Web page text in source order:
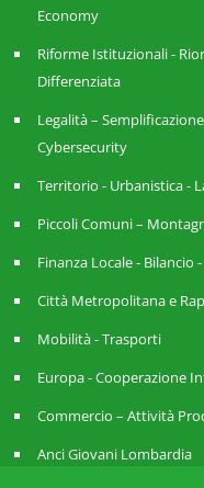
Economy
Riforme Istituzionali -
Differenziata
Legalità –
Cybersecurity
Territorio - Urbanistica -
Piccoli Comuni –
Finanza Locale - Bilancio
Città Metropolitana e
Mobilità - Trasporti
Europa - Cooperazione
Commercio – Attività
Anci Giovani Lombardia